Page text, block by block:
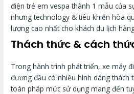
điện trẻ em vespa thành 1 mẫu của
nhưng technology & tiêu khiển hòa
lượng cao nhất cho khách du lịch
Thách thức & cách
Trong hành trình phát triển, xe máy
đương đầu có nhiều hình dáng thách
toán pháp mức sử dụng mang đến